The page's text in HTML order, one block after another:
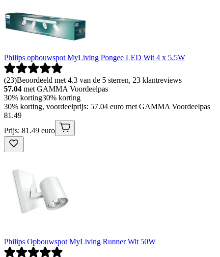
Philips opbouwspot MyLiving Pongee LED Wit 4 x 5.5W
(23)Beoordeeld met 4.3 van de 5 sterren, 23 klantreviews
57.04 met GAMMA Voordeelpas
30% korting30% korting
30% korting, voordeelprijs: 57.04 euro met GAMMA Voordeelpas
81 .49
Prijs: 81.49 euro
Philips Opbouwspot MyLiving Runner Wit 50W